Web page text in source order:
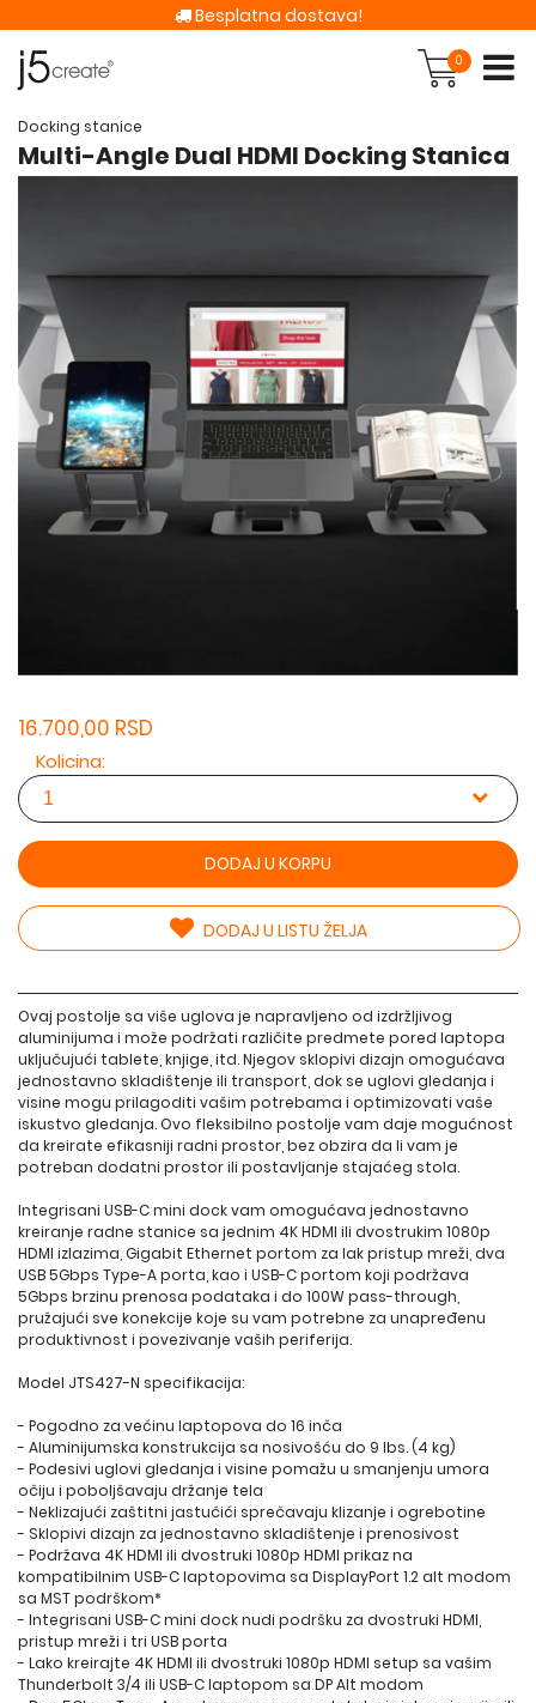
Besplatna dostava!
0
Docking stanice
Multi-Angle Dual HDMI Docking Stanica
16.700,00 RSD
Kolicina:
DODAJ U KORPU
DODAJ U LISTU ŽELJA
Ovaj postolje sa više uglova je napravljeno od izdržljivog
aluminijuma i može podržati različite predmete pored laptopa
uključujući tablete, knjige, itd. Njegov sklopivi dizajn omogućava
jednostavno skladištenje ili transport, dok se uglovi gledanja i
visine mogu prilagoditi vašim potrebama i optimizovati vaše
iskustvo gledanja. Ovo fleksibilno postolje vam daje mogućnost
da kreirate efikasniji radni prostor, bez obzira da li vam je
potreban dodatni prostor ili postavljanje stajaćeg stola.
Integrisani USB-C mini dock vam omogućava jednostavno
kreiranje radne stanice sa jednim 4K HDMI ili dvostrukim 1080p
HDMI izlazima, Gigabit Ethernet portom za lak pristup mreži, dva
USB 5Gbps Type-A porta, kao i USB-C portom koji podržava
5Gbps brzinu prenosa podataka i do 100W pass-through,
pružajući sve konekcije koje su vam potrebne za unapređenu
produktivnost i povezivanje vaših periferija.
Model JTS427-N specifikacija:
- Pogodno za većinu laptopova do 16 inča
- Aluminijumska konstrukcija sa nosivošću do 9 lbs. (4 kg)
- Podesivi uglovi gledanja i visine pomažu u smanjenju umora
očiju i poboljšavaju držanje tela
- Neklizajući zaštitni jastučići sprečavaju klizanje i ogrebotine
- Sklopivi dizajn za jednostavno skladištenje i prenosivost
- Podržava 4K HDMI ili dvostruki 1080p HDMI prikaz na
kompatibilnim USB-C laptopovima sa DisplayPort 1.2 alt modom
sa MST podrškom*
- Integrisani USB-C mini dock nudi podršku za dvostruki HDMI,
pristup mreži i tri USB porta
- Lako kreirajte 4K HDMI ili dvostruki 1080p HDMI setup sa vašim
Thunderbolt 3/4 ili USB-C laptopom sa DP Alt modom